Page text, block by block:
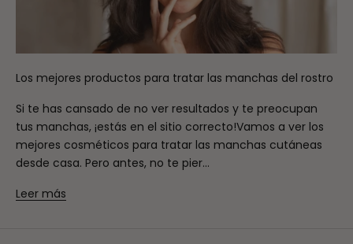
Los mejores productos para tratar las manchas del rostro
Si te has cansado de no ver resultados y te preocupan
tus manchas, ¡estás en el sitio correcto!Vamos a ver los
mejores cosméticos para tratar las manchas cutáneas
desde casa. Pero antes, no te pier...
Leer más